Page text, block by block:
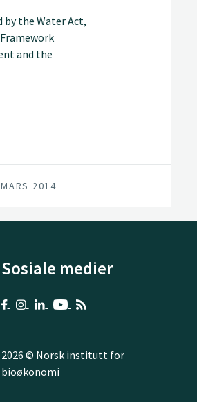
the Water Act,
and the
2014
Sosiale medier
2026 © Norsk institutt for
bioøkonomi